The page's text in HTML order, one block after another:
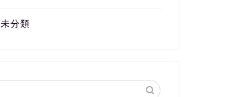
未分類